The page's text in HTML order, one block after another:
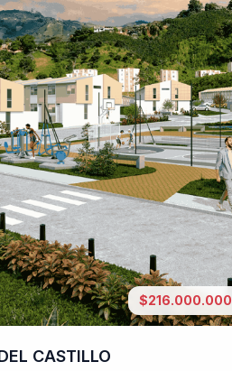
$216.000.000
CASTILLO